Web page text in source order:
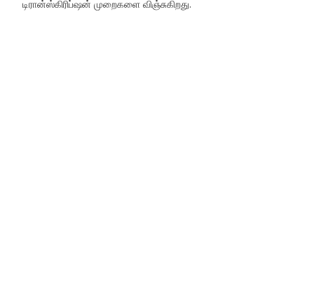
டிரான்ஸ்கிரிப்ஷன் முறைகளை விஞ்சுகிறது.